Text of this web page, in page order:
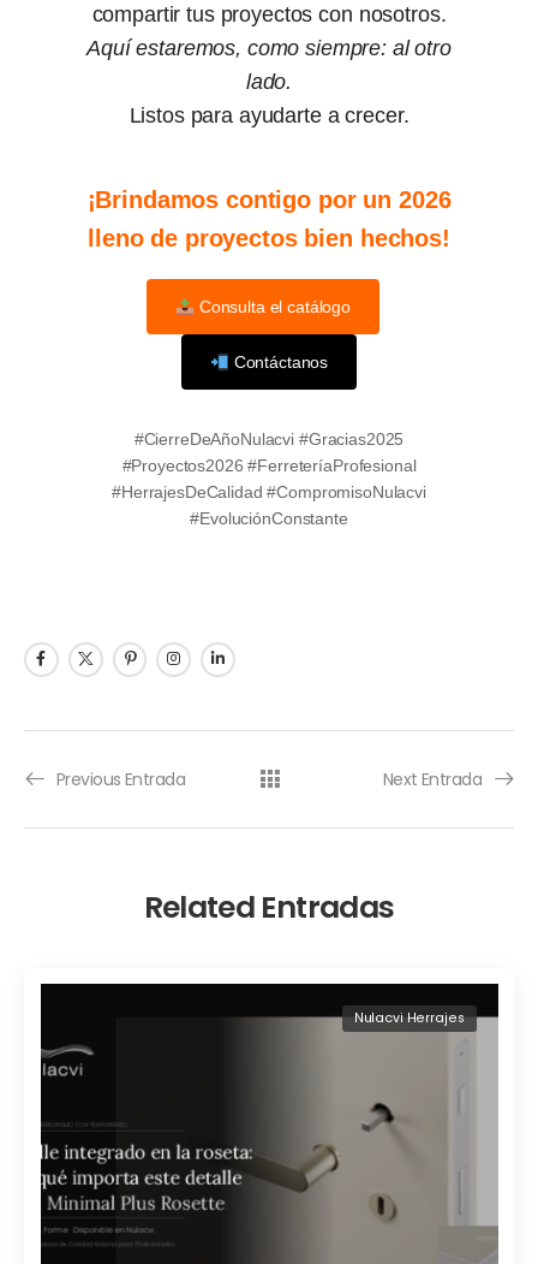
compartir tus proyectos con nosotros.
Aquí estaremos, como siempre: al otro
lado.
Listos para ayudarte a crecer.
¡Brindamos contigo por un 2026
lleno de proyectos bien hechos!
Consulta el catálogo
Contáctanos
#CierreDeAñoNulacvi #Gracias2025
#Proyectos2026 #FerreteríaProfesional
#HerrajesDeCalidad #CompromisoNulacvi
#EvoluciónConstante
Previous Entrada Next Entrada
Related Entradas
Nulacvi Herrajes